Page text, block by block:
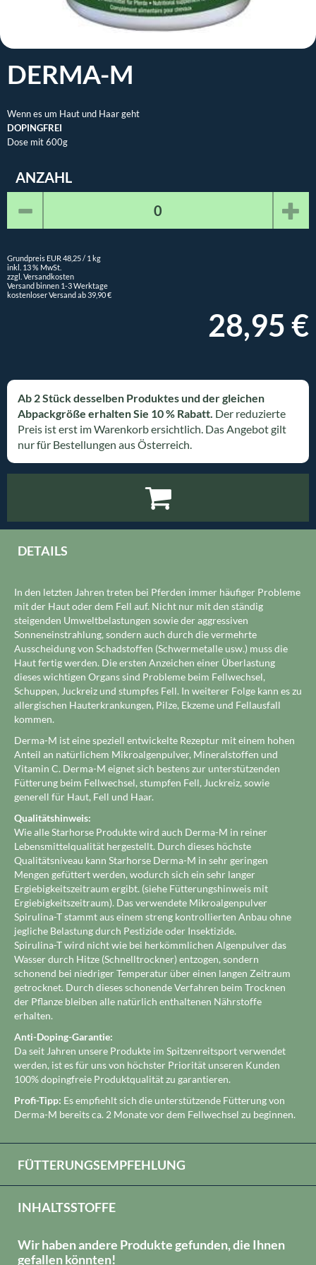
DERMA-M
Wenn es um Haut und Haar geht
DOPINGFREI
Dose mit 600g
ANZAHL
Grundpreis EUR 48,25 / 1 kg
inkl. 13 % MwSt.
zzgl. Versandkosten
Versand binnen 1-3 Werktage
kostenloser Versand ab 39,90 €
28,95 €
Ab 2 Stück desselben Produktes und der gleichen
Abpackgröße erhalten Sie 10 % Rabatt. Der reduzierte
Preis ist erst im Warenkorb ersichtlich. Das Angebot gilt
nur für Bestellungen aus Österreich.
DETAILS
In den letzten Jahren treten bei Pferden immer häufiger Probleme
mit der Haut oder dem Fell auf. Nicht nur mit den ständig
steigenden Umweltbelastungen sowie der aggressiven
Sonneneinstrahlung, sondern auch durch die vermehrte
Ausscheidung von Schadstoffen (Schwermetalle usw.) muss die
Haut fertig werden. Die ersten Anzeichen einer Überlastung
dieses wichtigen Organs sind Probleme beim Fellwechsel,
Schuppen, Juckreiz und stumpfes Fell. In weiterer Folge kann es zu
allergischen Hauterkrankungen, Pilze, Ekzeme und Fellausfall
kommen.
Derma-M ist eine speziell entwickelte Rezeptur mit einem hohen
Anteil an natürlichem Mikroalgenpulver, Mineralstoffen und
Vitamin C. Derma-M eignet sich bestens zur unterstützenden
Fütterung beim Fellwechsel, stumpfen Fell, Juckreiz, sowie
generell für Haut, Fell und Haar.
Qualitätshinweis:
Wie alle Starhorse Produkte wird auch Derma-M in reiner
Lebensmittelqualität hergestellt. Durch dieses höchste
Qualitätsniveau kann Starhorse Derma-M in sehr geringen
Mengen gefüttert werden, wodurch sich ein sehr langer
Ergiebigkeitszeitraum ergibt. (siehe Fütterungshinweis mit
Ergiebigkeitszeitraum). Das verwendete Mikroalgenpulver
Spirulina-T stammt aus einem streng kontrollierten Anbau ohne
jegliche Belastung durch Pestizide oder Insektizide.
Spirulina-T wird nicht wie bei herkömmlichen Algenpulver das
Wasser durch Hitze (Schnelltrockner) entzogen, sondern
schonend bei niedriger Temperatur über einen langen Zeitraum
getrocknet. Durch dieses schonende Verfahren beim Trocknen
der Pflanze bleiben alle natürlich enthaltenen Nährstoffe
erhalten.
Anti-Doping-Garantie:
Da seit Jahren unsere Produkte im Spitzenreitsport verwendet
werden, ist es für uns von höchster Priorität unseren Kunden
100% dopingfreie Produktqualität zu garantieren.
Profi-Tipp: Es empfiehlt sich die unterstützende Fütterung von
Derma-M bereits ca. 2 Monate vor dem Fellwechsel zu beginnen.
FÜTTERUNGSEMPFEHLUNG
INHALTSSTOFFE
Wir haben andere Produkte gefunden, die Ihnen
gefallen könnten!